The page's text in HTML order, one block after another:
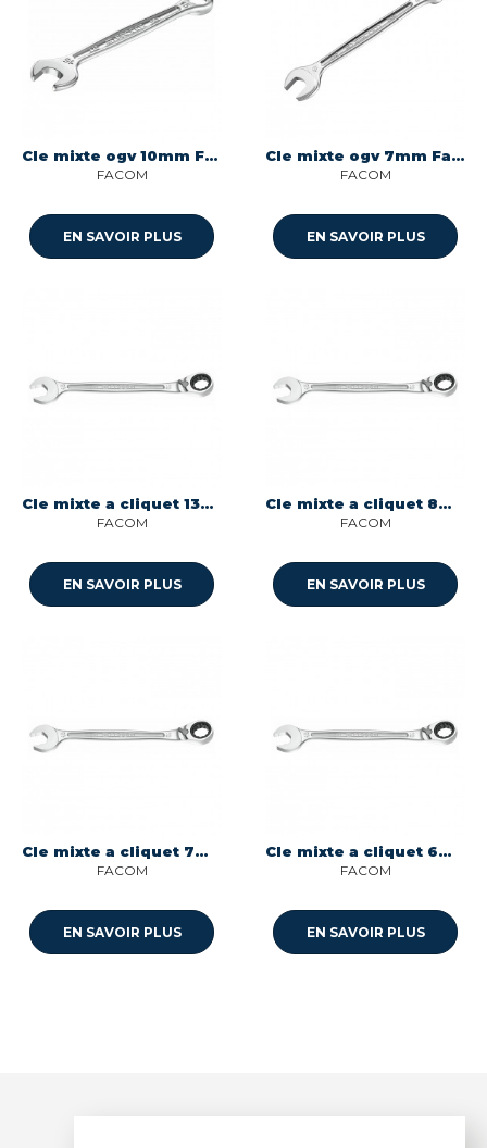
Cle mixte ogv 10mm Facom 440.10
FACOM
EN SAVOIR PLUS
Cle mixte ogv 7mm Facom 440.7
FACOM
EN SAVOIR PLUS
Cle mixte a cliquet 13mm Facom 467B.13
FACOM
EN SAVOIR PLUS
Cle mixte a cliquet 8mm Facom 467B.8
FACOM
EN SAVOIR PLUS
Cle mixte a cliquet 7mm Facom 467B.7
FACOM
EN SAVOIR PLUS
Cle mixte a cliquet 6mm Facom 467B.6
FACOM
EN SAVOIR PLUS